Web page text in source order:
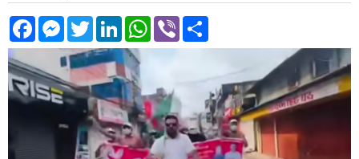
Facebook
Messenger
TwitterLinkedInWhatsApp
Viber